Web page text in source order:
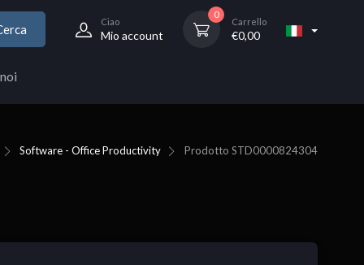
Ciao
Mio account
0
Carrello
€0,00
Software - Office Productivity Prodotto STD0000824304